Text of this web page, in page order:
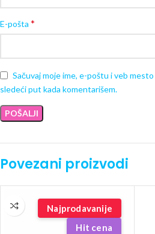
E-pošta *
Sačuvaj moje ime, e-poštu i veb
sledeći put kada komentarišem.
Povezani proizvodi
Najprodavanije
Hit cena